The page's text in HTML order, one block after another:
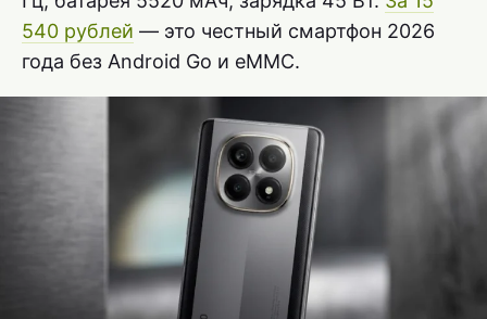
540 рублей — это честный смартфон 2026
года без Android Go и eMMC.